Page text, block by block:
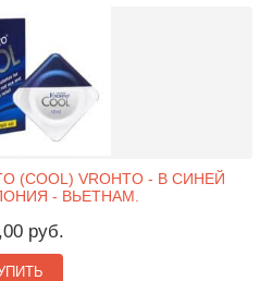
(COOL) VROHTO - В СИНЕЙ
- ВЬЕТНАМ.
руб.